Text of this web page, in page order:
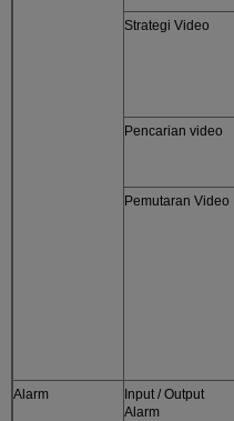
Strategi Video
Pencarian video
Pemutaran Video
Alarm
Input / Output
Alarm